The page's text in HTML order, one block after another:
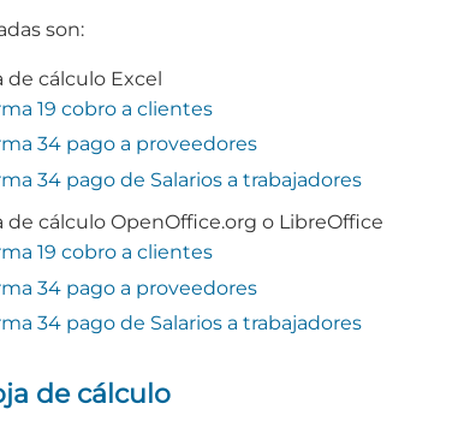
son:
de cálculo Excel
19 cobro a clientes
34 pago a proveedores
34 pago de Salarios a trabajadores
de cálculo OpenOffice.org o LibreOffice
19 cobro a clientes
34 pago a proveedores
34 pago de Salarios a trabajadores
de cálculo